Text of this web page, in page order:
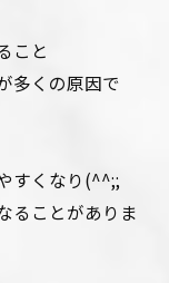
こと
多くの原因で
すくなり(^^;;
ることがありま